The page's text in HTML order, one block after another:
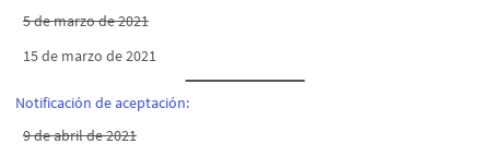
5 de marzo de 2021
15 de marzo de 2021
Notificación de aceptación:
9 de abril de 2021